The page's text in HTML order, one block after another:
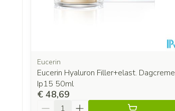
Eucerin
Eucerin Hyaluron Filler+elast. Dagcreme
Ip15 50ml
€ 48,69
Aantal